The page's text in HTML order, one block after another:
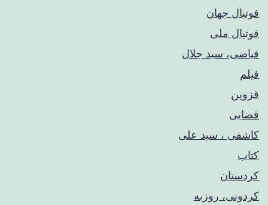
فوتبال جهان
فوتبال ملی
فیاضی، سید جلال
فیلم
قزوین
قضایی
کاشفی ، سید علی
کتاب
کردستان
کردونی، روزبه